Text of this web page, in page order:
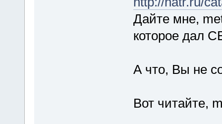
Дайте мне,
которое дал
А что, Вы не
Вот читайте,